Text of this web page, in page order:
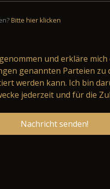
Bitte hier klicken
und erkläre
genannten Parteien
werden kann. Ich bin
jederzeit und für die
Nachricht senden!